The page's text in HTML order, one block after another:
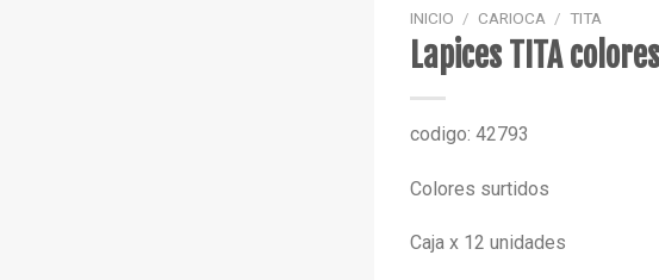
INICIO / CARIOCA / TITA
Lapices TITA
codigo: 42793
Colores surtidos
Caja x 12 unidades